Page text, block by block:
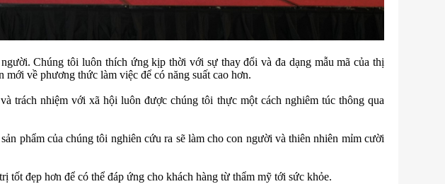
Chúng tôi luôn thích ứng kịp thời với sự thay đổi và đa dạng mẫu mã của thị
về phương thức làm việc để có năng suất cao hơn.
trách nhiệm với xã hội luôn được chúng tôi thực một cách nghiêm túc thông qua
phẩm của chúng tôi nghiên cứu ra sẽ làm cho con người và thiên nhiên mỉm cười
tốt đẹp hơn để có thể đáp ứng cho khách hàng từ thẩm mỹ tới sức khỏe.